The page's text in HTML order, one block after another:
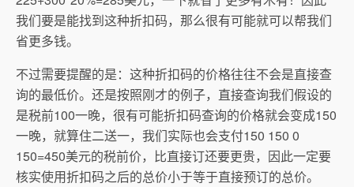
我们要是能找到这种折扣码，那么很有可能就可以帮我们
省更多钱。
不过需要提醒的是：这种折扣码的价格往往不会是直接查
询的最低价。还是按照刚才的例子，直接查询我们假设的
是税前100一晚，很有可能折扣码查询的价格就会变成150
一晚，就算住二送一，我们实际也会支付150 150 0
150=450美元的税前价，比直接订还要更贵，因此一定要
核实使用折扣码之后的总价小于等于直接预订的总价。